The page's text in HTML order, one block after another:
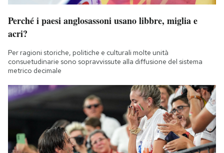
Perché i paesi anglosassoni usano libbre, miglia e
acri?
Per ragioni storiche, politiche e culturali molte unità
consuetudinarie sono sopravvissute alla diffusione del sistema
metrico decimale